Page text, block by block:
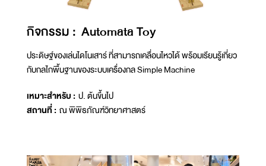
กิจกรรม : Automata Toy
ประดิษฐ์ของเล่นไดโนเสาร์ ที่สามารถเคลื่อนไหวได้ พร้อมเรียนรู้เกี่ยว
กับกลไกพื้นฐานของระบบเครื่องกล Simple Machine
เหมาะสำหรับ : ป. ต้นขึ้นไป
สถานที่ : ณ พิพิธภัณฑ์วิทยาศาสตร์